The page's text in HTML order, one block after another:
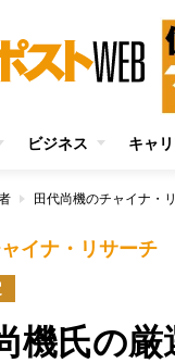
ビジネス キャ
田代尚機のチャイナ・
イナ・リサーチ
機氏の